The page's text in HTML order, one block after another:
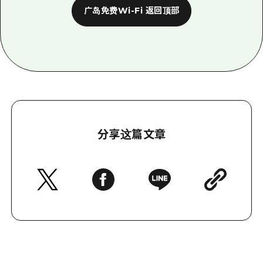
广岛免费Wi-Fi 返回顶部
分享这篇文章